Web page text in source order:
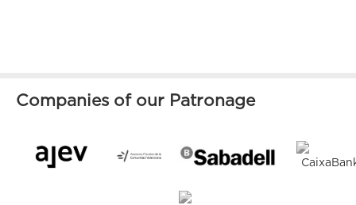
Companies of our Patronage